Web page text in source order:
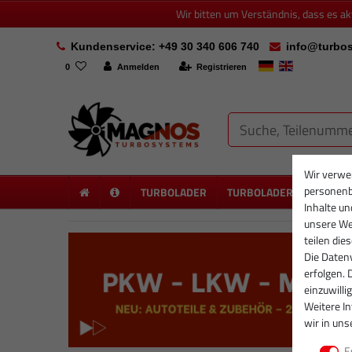
Wir bitten um Verständnis, dass es
Kundenservice: +49 30 340 606 740
0 Anmelden Registrieren
TURBOLADER TURBOLADER NEU
Wir
Inhalte
unsere
teilen
Die
erfolgen.
Weitere
wir in